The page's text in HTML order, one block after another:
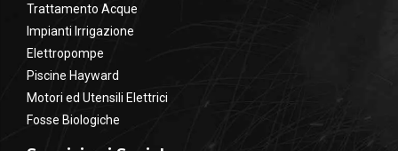
Trattamento Acque
Impianti Irrigazione
Elettropompe
Piscine Hayward
Motori ed Utensili Elettrici
Fosse Biologiche